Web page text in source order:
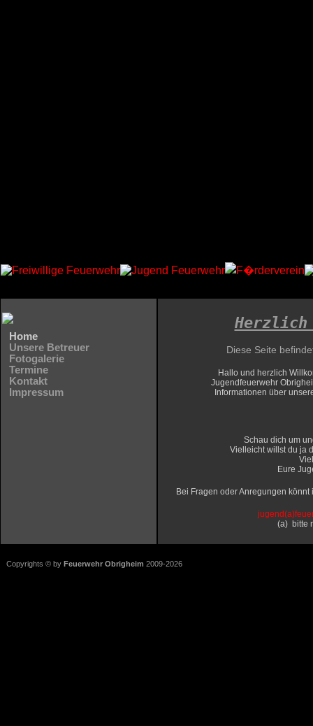
Home
Unsere Betreuer
Fotogalerie
Termine
Kontakt
Impressum
Herzlich
Diese Seite
Hallo und herzlich
Jugendfeuerwehr
Informationen über
Schau dich um
Vielleicht willst du ja
Eure
Bei Fragen oder Anregungen
j
(a) bitte
Copyrights © by Feuerwehr Obrigheim 2009-2026